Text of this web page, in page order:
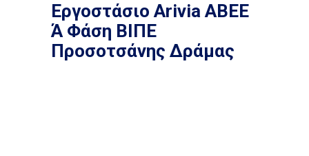
Εργοστάσιο Arivia ΑΒΕΕ
Ά Φάση ΒΙΠΕ
Προσοτσάνης Δράμας